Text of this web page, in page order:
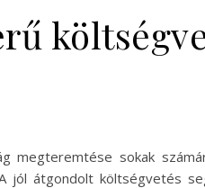
megteremtése sokak
jól átgondolt költségvetés